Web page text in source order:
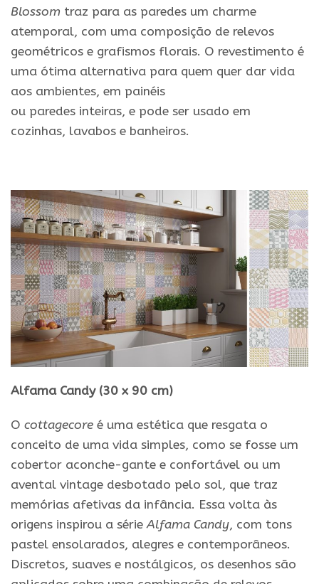
Blossom traz para as paredes um charme
atemporal, com uma composição de relevos
geométricos e grafismos florais. O revestimento é
uma ótima alternativa para quem quer dar vida
aos ambientes, em painéis
ou paredes inteiras, e pode ser usado em
cozinhas, lavabos e banheiros.
Alfama Candy (30 x 90 cm)
O cottagecore é uma estética que resgata o
conceito de uma vida simples, como se fosse um
cobertor aconche-gante e confortável ou um
avental vintage desbotado pelo sol, que traz
memórias afetivas da infância. Essa volta às
origens inspirou a sérieAlfama Candy, com tons
pastel ensolarados, alegres e contemporâneos.
Discretos, suaves e nostálgicos, os desenhos são